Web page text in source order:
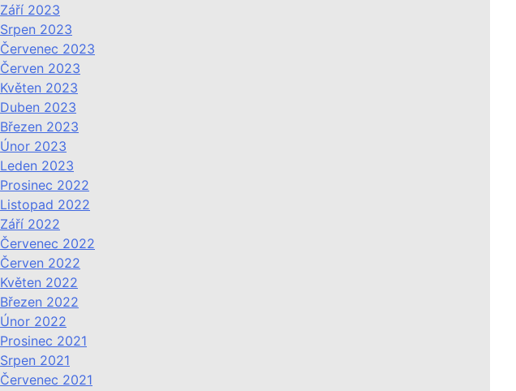
Září 2023
Srpen 2023
Červenec 2023
Červen 2023
Květen 2023
Duben 2023
Březen 2023
Únor 2023
Leden 2023
Prosinec 2022
Listopad 2022
Září 2022
Červenec 2022
Červen 2022
Květen 2022
Březen 2022
Únor 2022
Prosinec 2021
Srpen 2021
Červenec 2021